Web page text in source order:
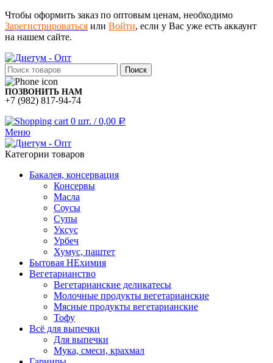
Чтобы оформить заказ по оптовым ценам, необходимо
Зарегистрироваться или Войти, если у Вас уже есть аккаунт
на нашем сайте.
Поиск
ПОЗВОНИТЬ НАМ
+7 (982) 817-94-74
0 шт. / 0,00 Р
Меню
Категории товаров
Бакалея, консервация
Консервы
Масла
Соусы
Супы
Уксус
Урбеч
Хумус, паштет
Бытовая НЕхимия
Вегетарианство
Вегетарианские деликатесы
Молочные продукты вегетарианские
Мясные продукты вегетарианские
Тофу
Всё для выпечки
Для выпечки
Мука, смеси, крахмал